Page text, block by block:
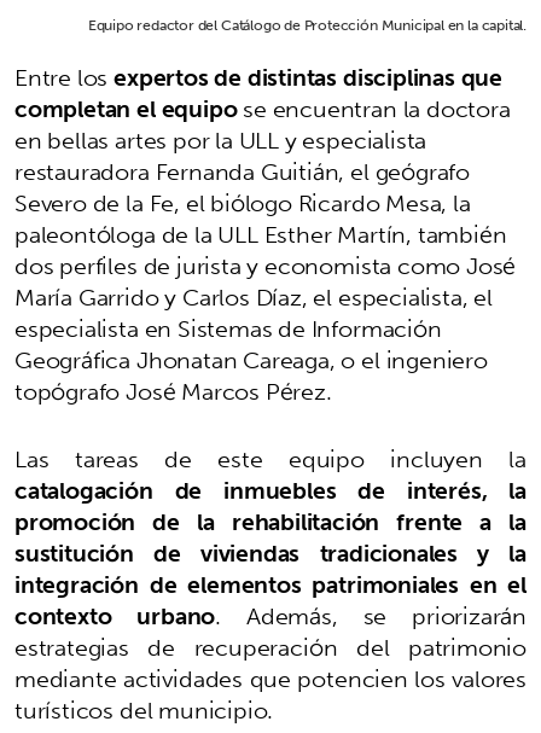
Equipo redactor del Catálogo de Protección Municipal en la capital.
Entre losexpertos de distintas disciplinas que
completan el equipose encuentran la doctora
en bellas artes por la ULL y especialista
restauradora Fernanda Guitián, el geógrafo
Severo de la Fe, el biólogo Ricardo Mesa, la
paleontóloga de la ULL Esther Martín, también
dos perfiles de jurista y economista como José
María Garrido y Carlos Díaz, el especialista, el
especialista en Sistemas de Información
Geográfica Jhonatan Careaga, o el ingeniero
topógrafo José Marcos Pérez.
Las tareas de este equipo incluyen la
catalogación de inmuebles de interés, la
promoción de la rehabilitación frente a la
sustitución de viviendas tradicionales y la
integración de elementos patrimoniales en el
contexto urbano. Además, se priorizarán
estrategias de recuperación del patrimonio
mediante actividades que potencien los valores
turísticos del municipio.